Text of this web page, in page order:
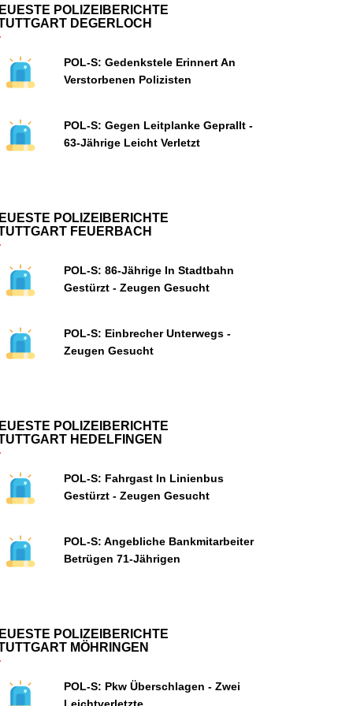
POLIZEIBERICHTE
DEGERLOCH
POL-S: Gedenkstele Erinnert An
Verstorbenen Polizisten
POL-S: Gegen Leitplanke Geprallt -
63-Jährige Leicht Verletzt
POLIZEIBERICHTE
FEUERBACH
POL-S: 86-Jährige In Stadtbahn
Gestürzt - Zeugen Gesucht
POL-S: Einbrecher Unterwegs -
Zeugen Gesucht
POLIZEIBERICHTE
HEDELFINGEN
POL-S: Fahrgast In Linienbus
Gestürzt - Zeugen Gesucht
POL-S: Angebliche Bankmitarbeiter
Betrügen 71-Jährigen
POLIZEIBERICHTE
MÖHRINGEN
POL-S: Pkw Überschlagen - Zwei